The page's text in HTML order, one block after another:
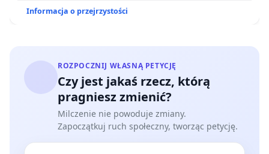
Informacja o przejrzystości
ROZPOCZNIJ WŁASNĄ PETYCJĘ
Czy jest jakaś rzecz, którą
pragniesz zmienić?
Milczenie nie powoduje zmiany.
Zapoczątkuj ruch społeczny, tworząc petycję.